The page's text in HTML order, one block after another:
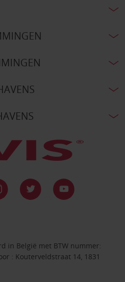
in België met BTW nummer:
: Kouterveldstraat 14, 1831